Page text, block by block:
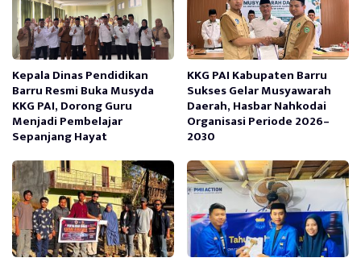
Kepala Dinas Pendidikan
Barru Resmi Buka Musyda
KKG PAI, Dorong Guru
Menjadi Pembelajar
Sepanjang Hayat
KKG PAI Kabupaten Barru
Sukses Gelar Musyawarah
Daerah, Hasbar Nahkodai
Organisasi Periode 2026–
2030